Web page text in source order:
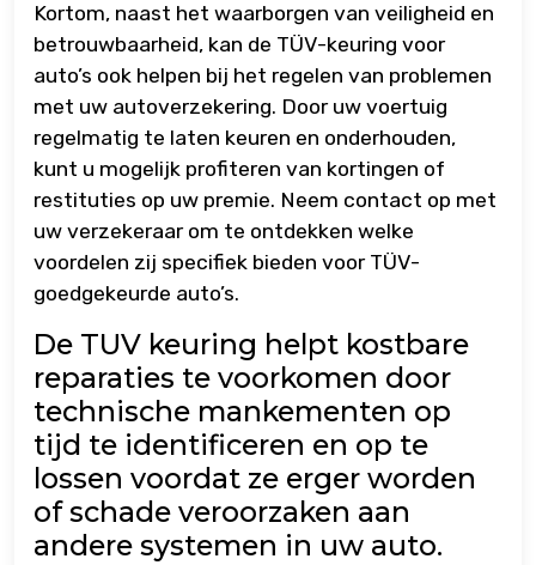
Kortom, naast het waarborgen van veiligheid en
betrouwbaarheid, kan de TÜV-keuring voor
auto’s ook helpen bij het regelen van problemen
met uw autoverzekering. Door uw voertuig
regelmatig te laten keuren en onderhouden,
kunt u mogelijk profiteren van kortingen of
restituties op uw premie. Neem contact op met
uw verzekeraar om te ontdekken welke
voordelen zij specifiek bieden voor TÜV-
goedgekeurde auto’s.
De TUV keuring helpt kostbare
reparaties te voorkomen door
technische mankementen op
tijd te identificeren en op te
lossen voordat ze erger worden
of schade veroorzaken aan
andere systemen in uw auto.